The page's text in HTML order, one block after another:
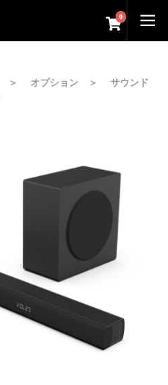
0
＞ オプション ＞ サウンド